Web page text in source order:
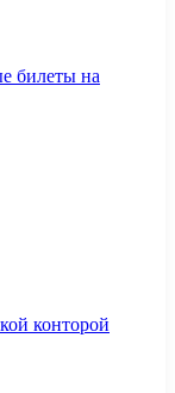
билеты на
конторой